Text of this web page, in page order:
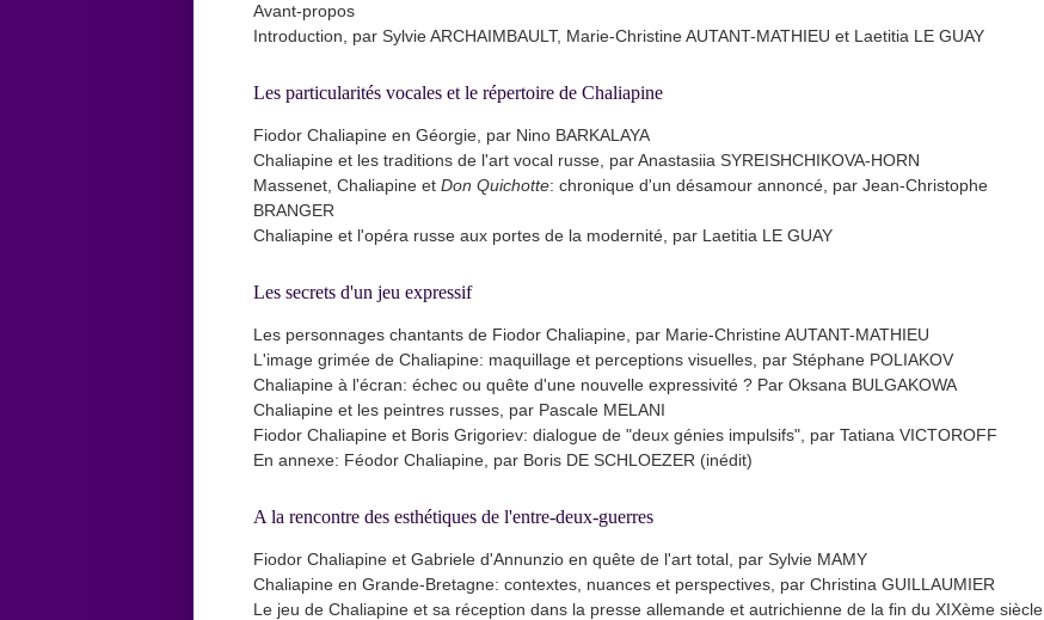
Avant-propos
Introduction, par Sylvie ARCHAIMBAULT, Marie-Christine AUTANT-MATHIEU et Laetitia LE GUAY
Les particularités vocales et le répertoire de Chaliapine
Fiodor Chaliapine en Géorgie, par Nino BARKALAYA
Chaliapine et les traditions de l'art vocal russe, par Anastasiia SYREISHCHIKOVA-HORN
Massenet, Chaliapine et Don Quichotte: chronique d'un désamour annoncé, par Jean-Christophe
BRANGER
Chaliapine et l'opéra russe aux portes de la modernité, par Laetitia LE GUAY
Les secrets d'un jeu expressif
Les personnages chantants de Fiodor Chaliapine, par Marie-Christine AUTANT-MATHIEU
L'image grimée de Chaliapine: maquillage et perceptions visuelles, par Stéphane POLIAKOV
Chaliapine à l'écran: échec ou quête d'une nouvelle expressivité ? Par Oksana BULGAKOWA
Chaliapine et les peintres russes, par Pascale MELANI
Fiodor Chaliapine et Boris Grigoriev: dialogue de "deux génies impulsifs", par Tatiana VICTOROFF
En annexe: Féodor Chaliapine, par Boris DE SCHLOEZER (inédit)
A la rencontre des esthétiques de l'entre-deux-guerres
Fiodor Chaliapine et Gabriele d'Annunzio en quête de l'art total, par Sylvie MAMY
Chaliapine en Grande-Bretagne: contextes, nuances et perspectives, par Christina GUILLAUMIER
Le jeu de Chaliapine et sa réception dans la presse allemande et autrichienne de la fin du XIXème siècle